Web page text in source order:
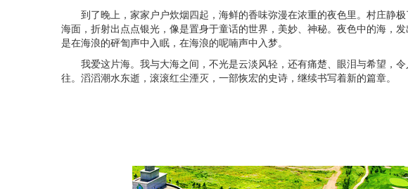
到了晚上，家家户户炊烟四起，海鲜的香味弥漫在浓重的夜色里。村庄静极
海面，折射出点点银光，像是置身于童话的世界，美妙、神秘。夜色中的海，
是在海浪的砰訇声中入眠，在海浪的呢喃声中入梦。
我爱这片海。我与大海之间，不光是云淡风轻，还有痛楚、眼泪与希望，令
往。滔滔潮水东逝，滚滚红尘湮灭，一部恢宏的史诗，继续书写着新的篇章。